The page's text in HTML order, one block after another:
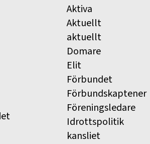
Aktiva
Aktuellt
aktuellt
Domare
Elit
Förbundet
Förbundskaptener
Föreningsledare
Idrottspolitik
kansliet